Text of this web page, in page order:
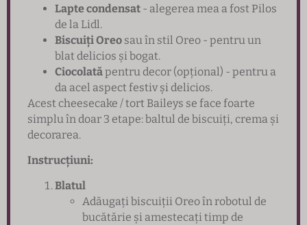
Lapte condensat - alegerea mea a fost Pilos
de la Lidl.
Biscuiți Oreo sau în stil Oreo - pentru un
blat delicios și bogat.
Ciocolatăpentru decor (opțional) - pentru a
da acel aspect festiv și delicios.
Acest cheesecake / tort Baileys se face foarte
simplu în doar 3 etape: baltul de biscuiți, crema și
decorarea.
Instrucțiuni:
Blatul
Adăugați biscuiții Oreo în robotul de
bucătărie și amestecați timp de